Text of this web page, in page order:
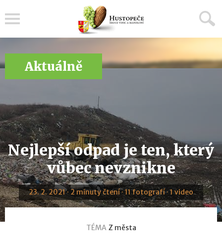
Aktuálně
Nejlepší odpad je ten, který
vůbec nevznikne
23. 2. 2021 · 2 minuty čtení · 11 fotografí · 1 video
TÉMA Z města